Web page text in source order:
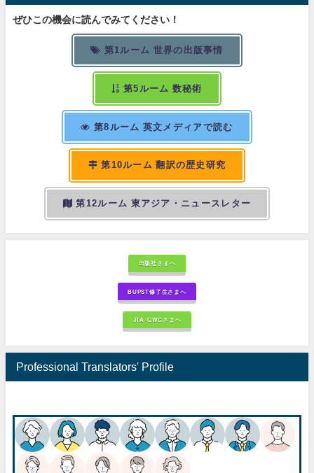
ぜひこの機会に読んでみてください！
第1ルーム 世界の出版事情
第5ルーム 数秘術
第8ルーム 英文メディアで読む
第10ルーム 翻訳の歴史研究
第12ルーム 東アジア・ニュースレター
出版社さまへ
BUPST修了生さまへ
JTA-GWGさまへ
Professional Translators' Profile